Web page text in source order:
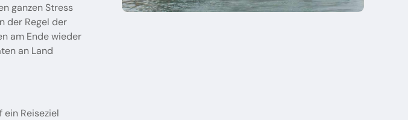
ganzen Stress
der Regel der
am Ende wieder
an Land
ein Reiseziel